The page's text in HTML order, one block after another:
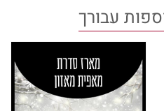
מתיישבת בקפיצה
שלי. טיפות הגשם
צורחת בקול, כמעט
עבורך